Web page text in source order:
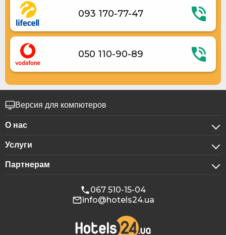
093 170-77-47
050 110-90-89
Версия для компютеров
О нас
О компании
Конфиденциальность
Публичная оферта
Наши партнеры
Реклама на Hotels24
Услуги
Для бизнес-клиентов
Бронирование для групп
Конференц-залы
Партнерам
Программа для аффилиатов
067 510-15-04
info@hotels24.ua